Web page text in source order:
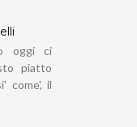
oggi ci
piatto
come', il